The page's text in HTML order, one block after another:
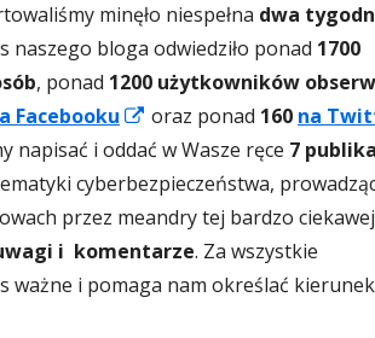
się
w
nowym
oknie
się
w
nowym
oknie
minęło niespełna dwa
naszego bloga odwiedziło ponad 1700
, ponad 1200 użytkowników
Facebooku
Strona
otwiera
się
w
nowym
oknie
oraz ponad 160 na
napisać i oddać w Wasze ręce 7
cyberbezpieczeństwa,
przez meandry tej bardzo ciekawej
i komentarze. Za wszystkie
ważne i pomaga nam określać kierunek